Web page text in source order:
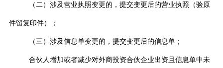
（二）涉及营业执照变更的，提交变更后的营业执照（验原
件留复印件）；
（三）涉及信息单变更的，提交变更后的信息单；
合伙人增加或者减少对外商投资合伙企业出资且信息单中未